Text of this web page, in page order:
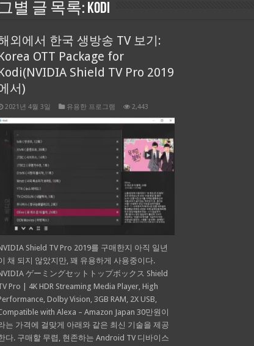
별 글 목록: Kodi
외에서 한국 생방송 TV 보기:
OTT Package for
Shield TV Pro 2019
서)
2021년 4월 3일 유용한 프로그램 2,443
Shield TV Pro 2019를 구매한지 아직 일년
채 되지 않았지만, 꽤 유용하게 사용중이다.
ゲーミングセットトップボックス Shield
Pro | 4K HDR Streaming Media Player, High
Dolby Vision, 3GB RAM, 2X USB,
with Alexa – Amazon Japan 30만원이
는 가격에 걸맞게 아래와 같은 최신 기술을 제공
다. 구매할 무렵, 현존하는 Android TV 디바이스